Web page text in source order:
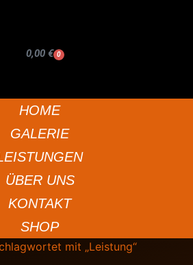
0,00 € 0
HOME
GALERIE
ÜBER UNS
KONTAKT
SHOP
mit „Leistung“